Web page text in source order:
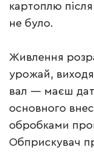
картоплю
не було.
Живлення
урожай,
вал — маєш
основного
обробками
Обприскувач